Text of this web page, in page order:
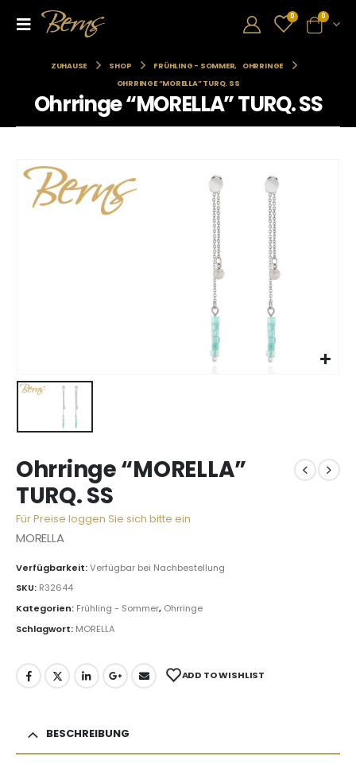
0 0
ZUHAUSE SHOP FRÜHLING - SOMMER,
OHRRINGE
OHRRINGE “MORELLA” TURQ. SS
Ohrringe “MORELLA” TURQ. SS
Ohrringe “MORELLA”
TURQ. SS
Für Preise loggen Sie sich bitte ein
MORELLA
Verfügbarkeit:Verfügbar bei Nachbestellung
SKU: R32644
Kategorien: Frühling - Sommer, Ohrringe
Schlagwort: MORELLA
ADD TO WISHLIST
BESCHREIBUNG